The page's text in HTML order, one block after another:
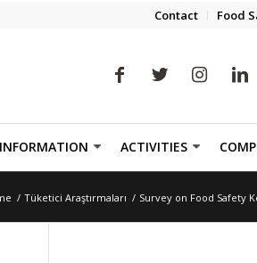
Contact Food
ACTIVITIES
/ Tüketici Araştırmaları / Survey on Food Safety